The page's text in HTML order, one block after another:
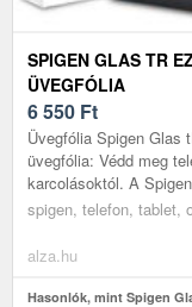
SPIGEN GLAS TR
ÜVEGFÓLIA
6 550 Ft
Üvegfólia Spigen Glas
üvegfólia: Védd meg
karcolásoktól. A
spigen, telefon, tablet,
alza.hu
Hasonlók, mint Spigen